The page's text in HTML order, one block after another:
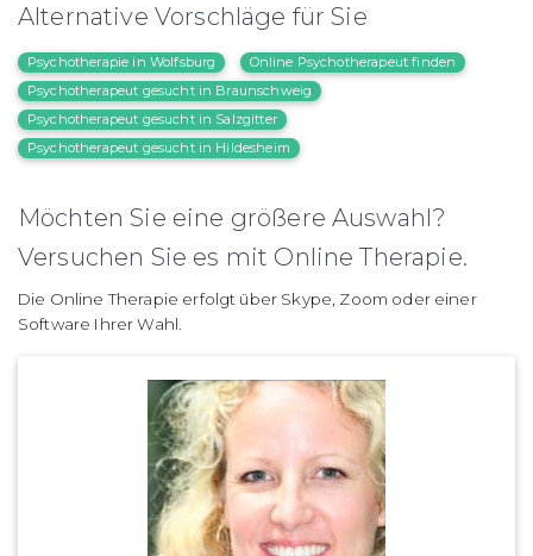
Alternative Vorschläge für Sie
Psychotherapie in Wolfsburg
Online Psychotherapeut finden
Psychotherapeut gesucht in Braunschweig
Psychotherapeut gesucht in Salzgitter
Psychotherapeut gesucht in Hildesheim
Möchten Sie eine größere Auswahl?
Versuchen Sie es mit Online Therapie.
Die Online Therapie erfolgt über Skype, Zoom oder einer
Software Ihrer Wahl.